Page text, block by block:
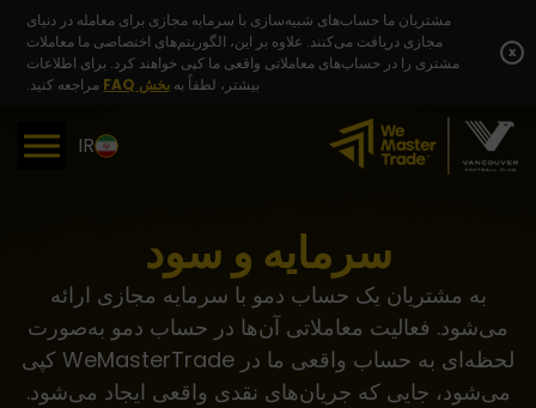
content
مشتریان ما حساب‌های شبیه‌سازی با سرمایه مجازی برای معامله در دنیای
مجازی دریافت می‌کنند. علاوه بر این، الگوریتم‌های اختصاصی ما معاملات
مشتری را در حساب‌های معاملاتی واقعی ما کپی خواهند کرد. برای اطلاعات
بیشتر، لطفاً به بخش FAQ مراجعه کنید.
x
IR
سرمایه و سود
به مشتریان یک حساب دمو با سرمایه مجازی ارائه
می‌شود. فعالیت معاملاتی آن‌ها در حساب دمو به‌صورت
لحظه‌ای به حساب واقعی ما در WeMasterTrade کپی
می‌شود، جایی که جریان‌های نقدی واقعی ایجاد می‌شود.